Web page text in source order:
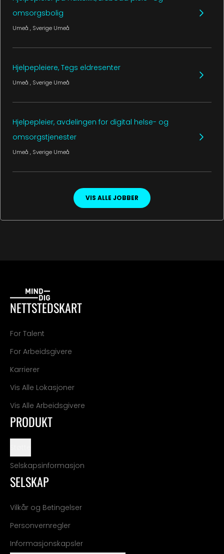
omsorgsbolig
Umeå , Sverige Umeå
Hjelpepleiere, Tegs eldresenter
Umeå , Sverige Umeå
Hjelpepleier, avdelingen for digital helse- og
omsorgstjenester
Umeå , Sverige Umeå
VIS ALLE JOBBER
NETTSTEDSKART
For Talent
For Arbeidsgivere
Karrierer
Vis Alle Lokasjoner
Vis Alle Arbeidsgivere
PRODUKT
Selskapsinformasjon
SELSKAP
Vilkår og Betingelser
Personvernregler
Informasjonskapsler